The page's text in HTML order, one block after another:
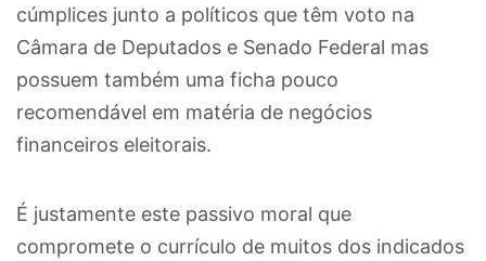
cúmplices junto a políticos que têm voto na
Câmara de Deputados e Senado Federal mas
possuem também uma ficha pouco
recomendável em matéria de negócios
financeiros eleitorais.
É justamente este passivo moral que
compromete o currículo de muitos dos indicados